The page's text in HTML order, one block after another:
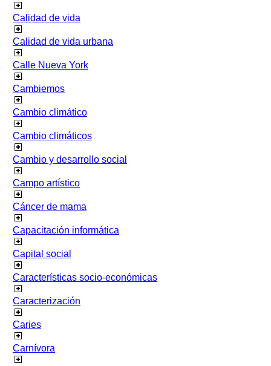
Calidad de vida
Calidad de vida urbana
Calle Nueva York
Cambiemos
Cambio climático
Cambio climáticos
Cambio y desarrollo social
Campo artístico
Cáncer de mama
Capacitación informática
Capital social
Características socio-económicas
Caracterización
Caries
Carnívora